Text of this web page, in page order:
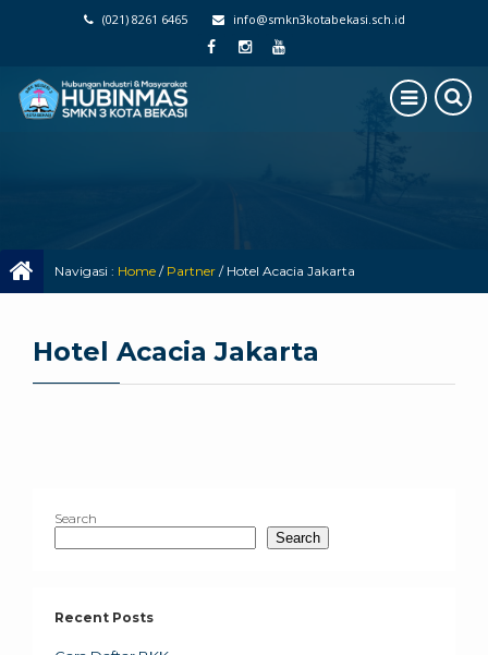
(021) 8261 6465 info@smkn3kotabekasi.sch.id
Navigasi : Home / Partner / Hotel Acacia Jakarta
Hotel Acacia Jakarta
Search
Search
Recent Posts